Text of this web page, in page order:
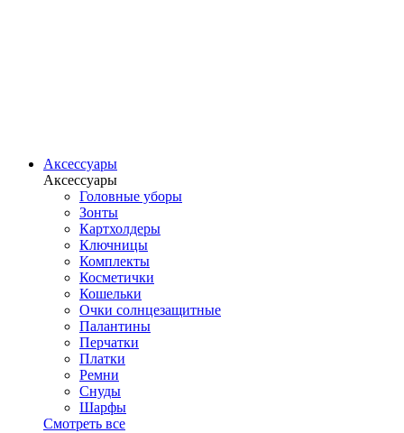
Аксессуары
Аксессуары
Головные уборы
Зонты
Картхолдеры
Ключницы
Комплекты
Косметички
Кошельки
Очки солнцезащитные
Палантины
Перчатки
Платки
Ремни
Снуды
Шарфы
Смотреть все